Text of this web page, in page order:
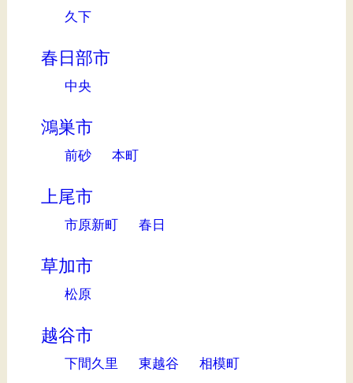
久下
春日部市
中央
鴻巣市
前砂 本町
上尾市
市原新町 春日
草加市
松原
越谷市
下間久里 東越谷 相模町